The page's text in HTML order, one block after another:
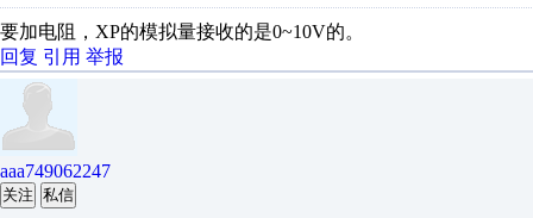
要加电阻，XP的模拟量接收的是0~10V的。
回复 引用 举报
aaa749062247
关注 私信